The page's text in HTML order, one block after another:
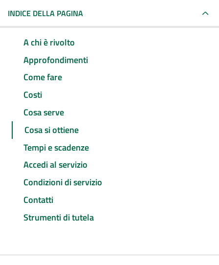
INDICE DELLA PAGINA
A chi è rivolto
Approfondimenti
Come fare
Costi
Cosa serve
Cosa si ottiene
Tempi e scadenze
Accedi al servizio
Condizioni di servizio
Contatti
Strumenti di tutela